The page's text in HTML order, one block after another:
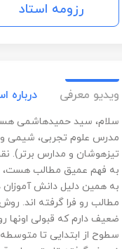
رزومه استاد
ویدیو معرفی درباره
سلام، سید حمیدهاشمی
مدرس علوم تجربی، شیمی و
تیزهوشان و مدارس برتر).
به فهم عمیق مطالب هست،
به همین دلیل دانش
مطالب رو فرا گرفته اند.
ضعیف دارم که قبولی اونها
سطوح از ابتدایی تا